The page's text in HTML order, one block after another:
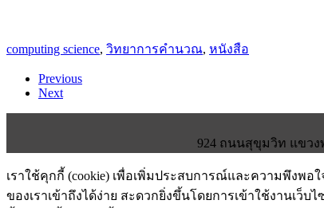
computing science, วิทยาการคำนวณ, หนังสือ
Previous
Next
924 ถนนสุขุมวิท แขวงพ
เราใช้คุกกี้ (cookie) เพื่อเพิ่มประสบการณ์และความพึงพ
ของเราเข้าถึงได้ง่าย สะดวกยิ่งขึ้นโดยการเข้าใช้งานเ